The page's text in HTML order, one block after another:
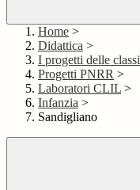
Home >
Didattica >
I progetti delle classi
Progetti PNRR >
Laboratori CLIL >
Infanzia >
Sandigliano